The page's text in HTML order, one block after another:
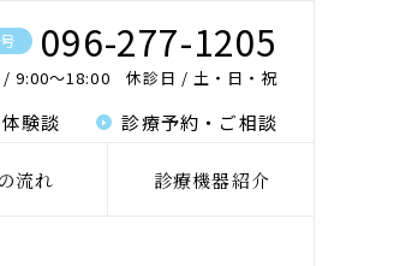
流れ 診療機器紹介
096-277-1205
9:00〜18:00 休診日 土・日・祝
体験談 診療予約・ご相談